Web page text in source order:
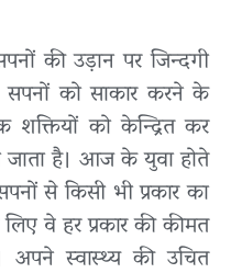
की उड़ान पर जिन्दगी
को साकार करने के
शक्तियों को केन्द्रित कर
जाता है। आज के युवा होते
से किसी भी प्रकार का
वे हर प्रकार की कीमत
स्वास्थ्य की उचित